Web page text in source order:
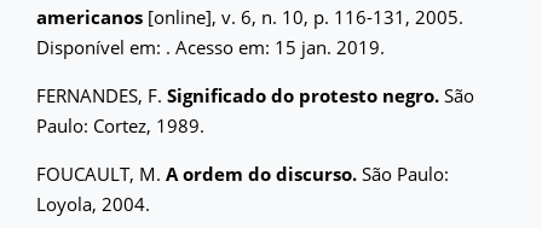
americanos [online], v. 6, n. 10, p. 116-131, 2005.
Disponível em: . Acesso em: 15 jan. 2019.
FERNANDES, F. Significado do protesto negro. São
Paulo: Cortez, 1989.
FOUCAULT, M. A ordem do discurso. São Paulo:
Loyola, 2004.